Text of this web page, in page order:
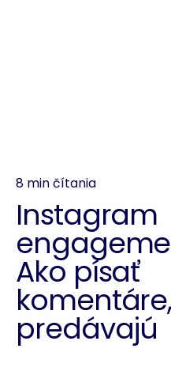
8 min čítania
Instagram
Ako písať
predávajú